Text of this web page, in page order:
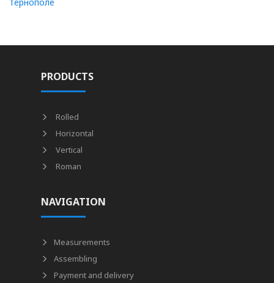
PRODUCTS
Rolled
Horizontal
Vertical
Roman
NAVIGATION
Measurements
Assembling
Payment and delivery